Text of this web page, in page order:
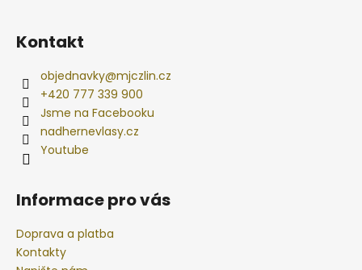
Kontakt
objednavky@mjczlin.cz
+420 777 339 900
Jsme na Facebooku
nadhernevlasy.cz
Youtube
Informace pro vás
Doprava a platba
Kontakty